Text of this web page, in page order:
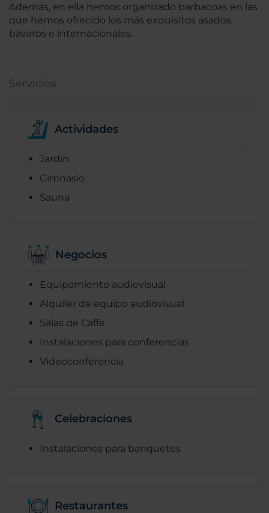
Además, en ella hemos organizado barbacoas en las
que hemos ofrecido los más exquisitos asados
bávaros e internacionales.
Servicios
Actividades
Jardín
Gimnasio
Sauna
Negocios
Equipamiento audiovisual
Alquiler de equipo audiovisual
Salas de Caffe
Instalaciones para conferencias
Videoconferencia
Celebraciones
Instalaciones para banquetes
Restaurantes